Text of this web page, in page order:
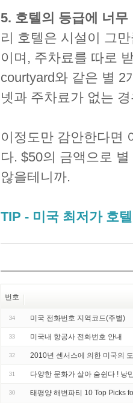
5. 호텔의 등급에 너무
리 호텔은 시설이 그
이며, 주차료를 따로
courtyard와 같은 별 2
넷과 주차료가 없는
이정도만 감안한다면
다. $50의 금액으로
않을테니까.
TIP - 미국 최저가 호
번호
34 미국 전화번호 지역코드(주별)
33 미국내 항공사 전화번호 안내
32 2010년 센서스에 의한 미국의
31 다양한 문화가 살아 숨쉰다 ! 낭
30 태평양 해변파티 10 Top Picks